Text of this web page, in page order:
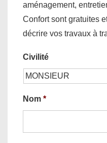
aménagement,
Confort sont gratuites
décrire vos travaux à
Civilité
Nom *